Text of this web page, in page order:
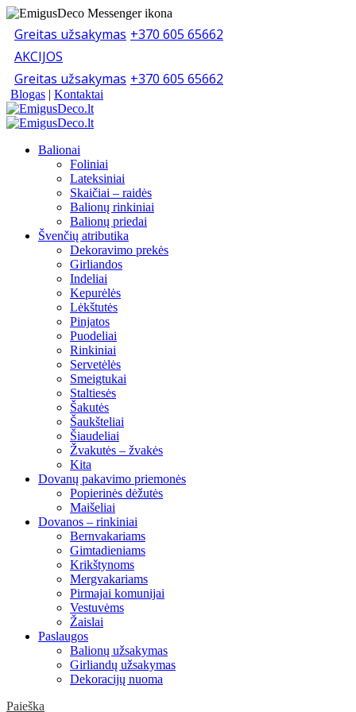
Greitas užsakymas +370 605 65662
AKCIJOS
Greitas užsakymas +370 605 65662
Blogas | Kontaktai
Balionai
Foliniai
Lateksiniai
Skaičiai – raidės
Balionų rinkiniai
Balionų priedai
Švenčių atributika
Dekoravimo prekės
Girliandos
Indeliai
Kepurėlės
Lėkštutės
Pinjatos
Puodeliai
Rinkiniai
Servetėlės
Smeigtukai
Staltiesės
Šakutės
Šaukšteliai
Šiaudeliai
Žvakutės – žvakės
Kita
Dovanų pakavimo priemonės
Popierinės dėžutės
Maišeliai
Dovanos – rinkiniai
Bernvakariams
Gimtadieniams
Krikštynoms
Mergvakariams
Pirmajai komunijai
Vestuvėms
Žaislai
Paslaugos
Balionų užsakymas
Girliandų užsakymas
Dekoracijų nuoma
Paieška